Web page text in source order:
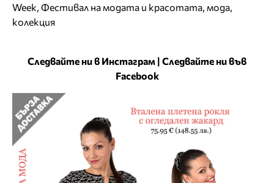
Week Фестивал на модата и красотата мода
колекция
Следвайте ни в Инстаграм | Следвайте ни във
Facebook